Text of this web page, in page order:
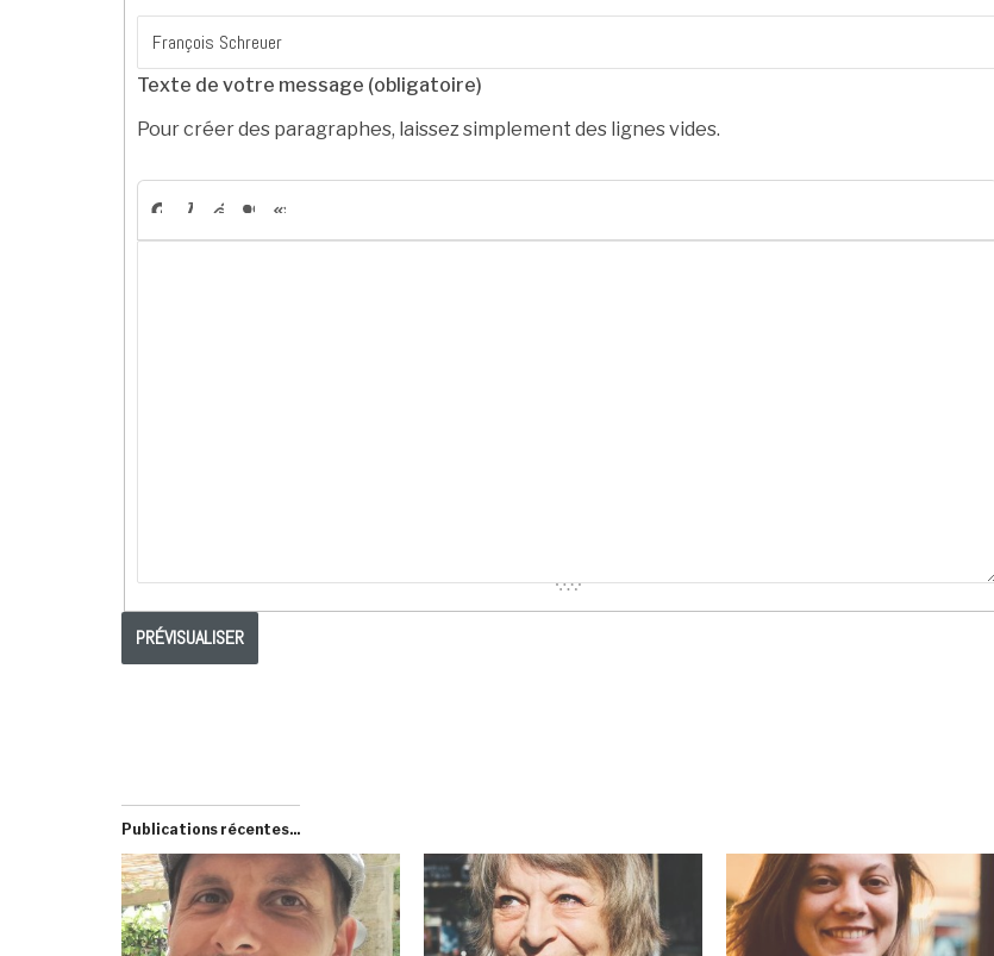
Texte de votre message (obligatoire)
Pour créer des paragraphes, laissez simplement des lignes vides.
Publications récentes...